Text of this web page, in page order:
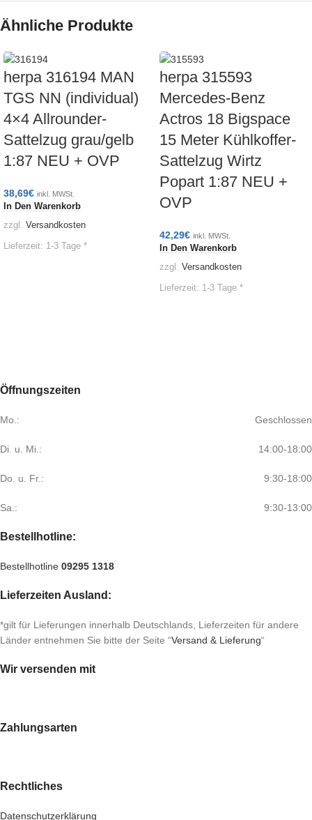
Ähnliche Produkte
herpa 316194 MAN
TGS NN (individual)
4×4 Allrounder-
Sattelzug grau/gelb
1:87 NEU + OVP
38,69€ inkl. MWSt.
In Den Warenkorb
zzgl. Versandkosten
Lieferzeit: 1-3 Tage *
herpa 315593
Mercedes-Benz
Actros 18 Bigspace
15 Meter Kühlkoffer-
Sattelzug Wirtz
Popart 1:87 NEU +
OVP
42,29€ inkl. MWSt.
In Den Warenkorb
zzgl. Versandkosten
Lieferzeit: 1-3 Tage *
Öffnungszeiten
Mo.: Geschlossen
Di. u. Mi.: 14:00-18:00
Do. u. Fr.: 9:30-18:00
Sa.: 9:30-13:00
Bestellhotline:
Bestellhotline 09295 1318
Lieferzeiten Ausland:
*gilt für Lieferungen innerhalb Deutschlands, Lieferzeiten für andere
Länder entnehmen Sie bitte der Seite “Versand & Lieferung“
Wir versenden mit
Zahlungsarten
Rechtliches
Datenschutzerklärung